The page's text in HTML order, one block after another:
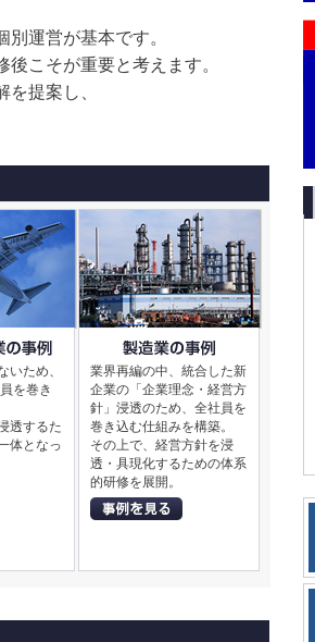
運営が基本です。
こそが重要と考えます。
提案し、
いため、
を巻き
透するた
体となっ
業界再編の中、統合した新
企業の「企業理念・経営方
針」浸透のため、全社員を
巻き込む仕組みを構築。
その上で、経営方針を浸
透・具現化するための体系
的研修を展開。